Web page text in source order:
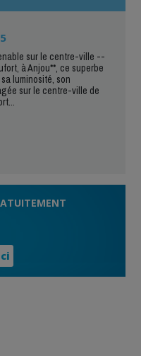
sur le centre-ville --
à Anjou**, ce superbe
luminosité, son
sur le centre-ville de